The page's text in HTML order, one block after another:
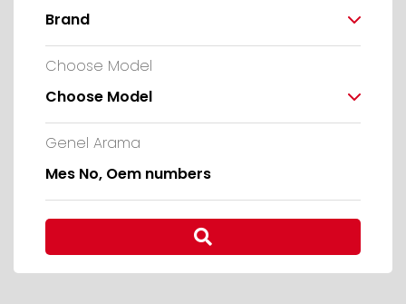
Brand
Choose Model
Choose Model
Genel Arama